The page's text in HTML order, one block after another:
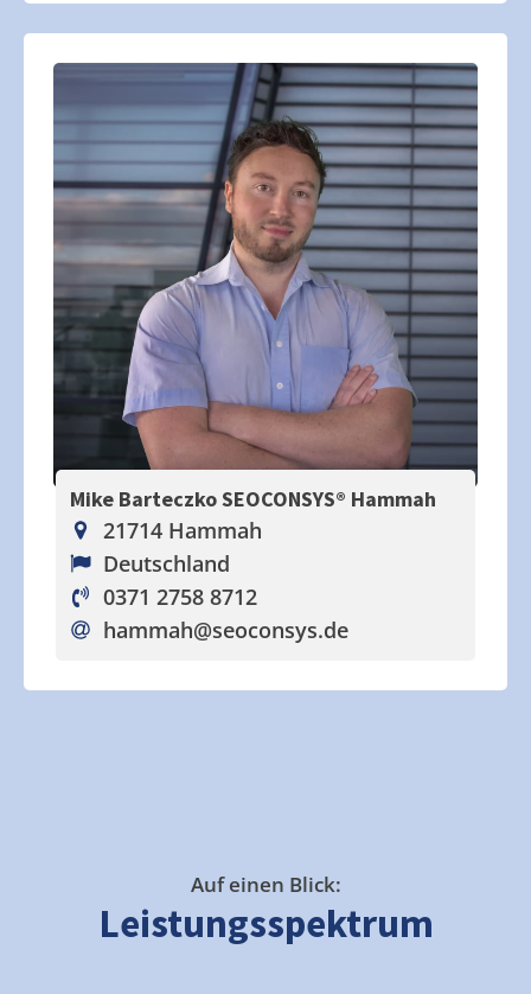
Mike Barteczko SEOCONSYS® Hammah
21714 Hammah
Deutschland
0371 2758 8712
hammah@seoconsys.de
Auf einen Blick:
Leistungsspektrum